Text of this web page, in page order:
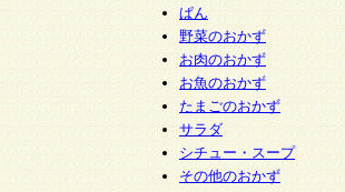
ぱん
野菜のおかず
お肉のおかず
お魚のおかず
たまごのおかず
サラダ
シチュー・スープ
その他のおかず